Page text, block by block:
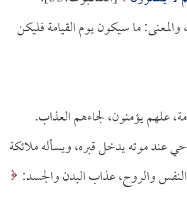
ما سيكون يوم القيامة فليكن
علهم يؤمنون، لجاءهم العذاب.
موته يدخل قبره، ويسأله ملائكة
والروح، عذاب البدن والجسد: